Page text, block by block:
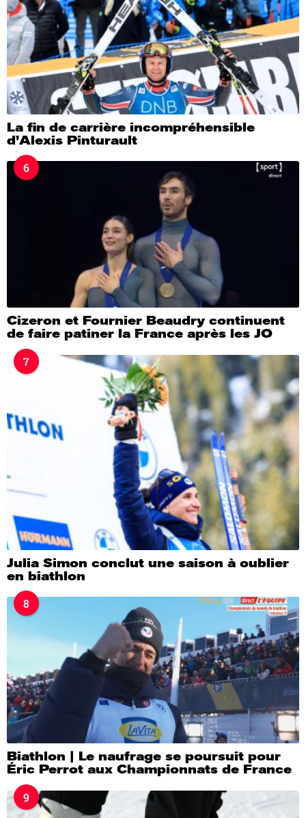
La fin de carrière incompréhensible
d’Alexis Pinturault
6
Cizeron et Fournier Beaudry continuent
de faire patiner la France après les JO
7
Julia Simon conclut une saison à oublier
en biathlon
8
Biathlon | Le naufrage se poursuit pour
Éric Perrot aux Championnats de France
9